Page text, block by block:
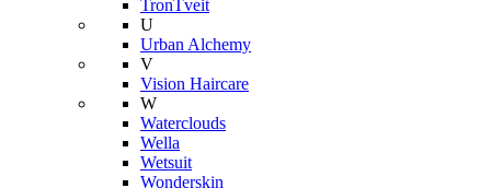
TronTveit
U
Urban Alchemy
V
Vision Haircare
W
Waterclouds
Wella
Wetsuit
Wonderskin